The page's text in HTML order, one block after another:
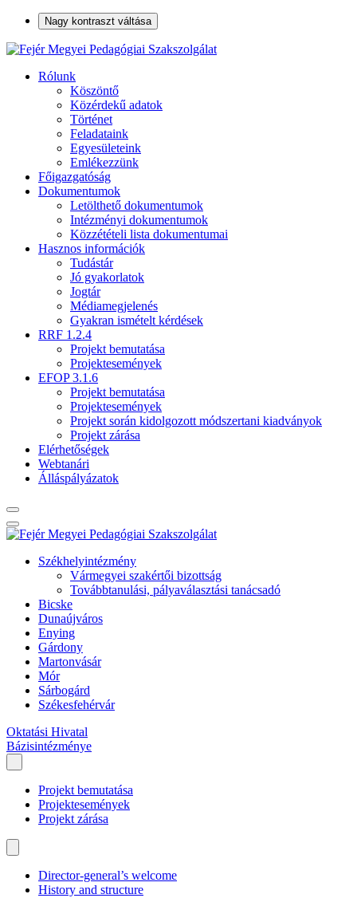
Nagy kontraszt váltása
Rólunk
Köszöntő
Közérdekű adatok
Történet
Feladataink
Egyesületeink
Emlékezzünk
Főigazgatóság
Dokumentumok
Letölthető dokumentumok
Intézményi dokumentumok
Közzétételi lista dokumentumai
Hasznos információk
Tudástár
Jó gyakorlatok
Jogtár
Médiamegjelenés
Gyakran ismételt kérdések
RRF 1.2.4
Projekt bemutatása
Projektesemények
EFOP 3.1.6
Projekt bemutatása
Projektesemények
Projekt során kidolgozott módszertani kiadványok
Projekt zárása
Elérhetőségek
Webtanári
Álláspályázatok
Székhelyintézmény
Vármegyei szakértői bizottság
Továbbtanulási, pályaválasztási tanácsadó
Bicske
Dunaújváros
Enying
Gárdony
Martonvásár
Mór
Sárbogárd
Székesfehérvár
Oktatási Hivatal
Bázisintézménye
Projekt bemutatása
Projektesemények
Projekt zárása
Director-general’s welcome
History and structure